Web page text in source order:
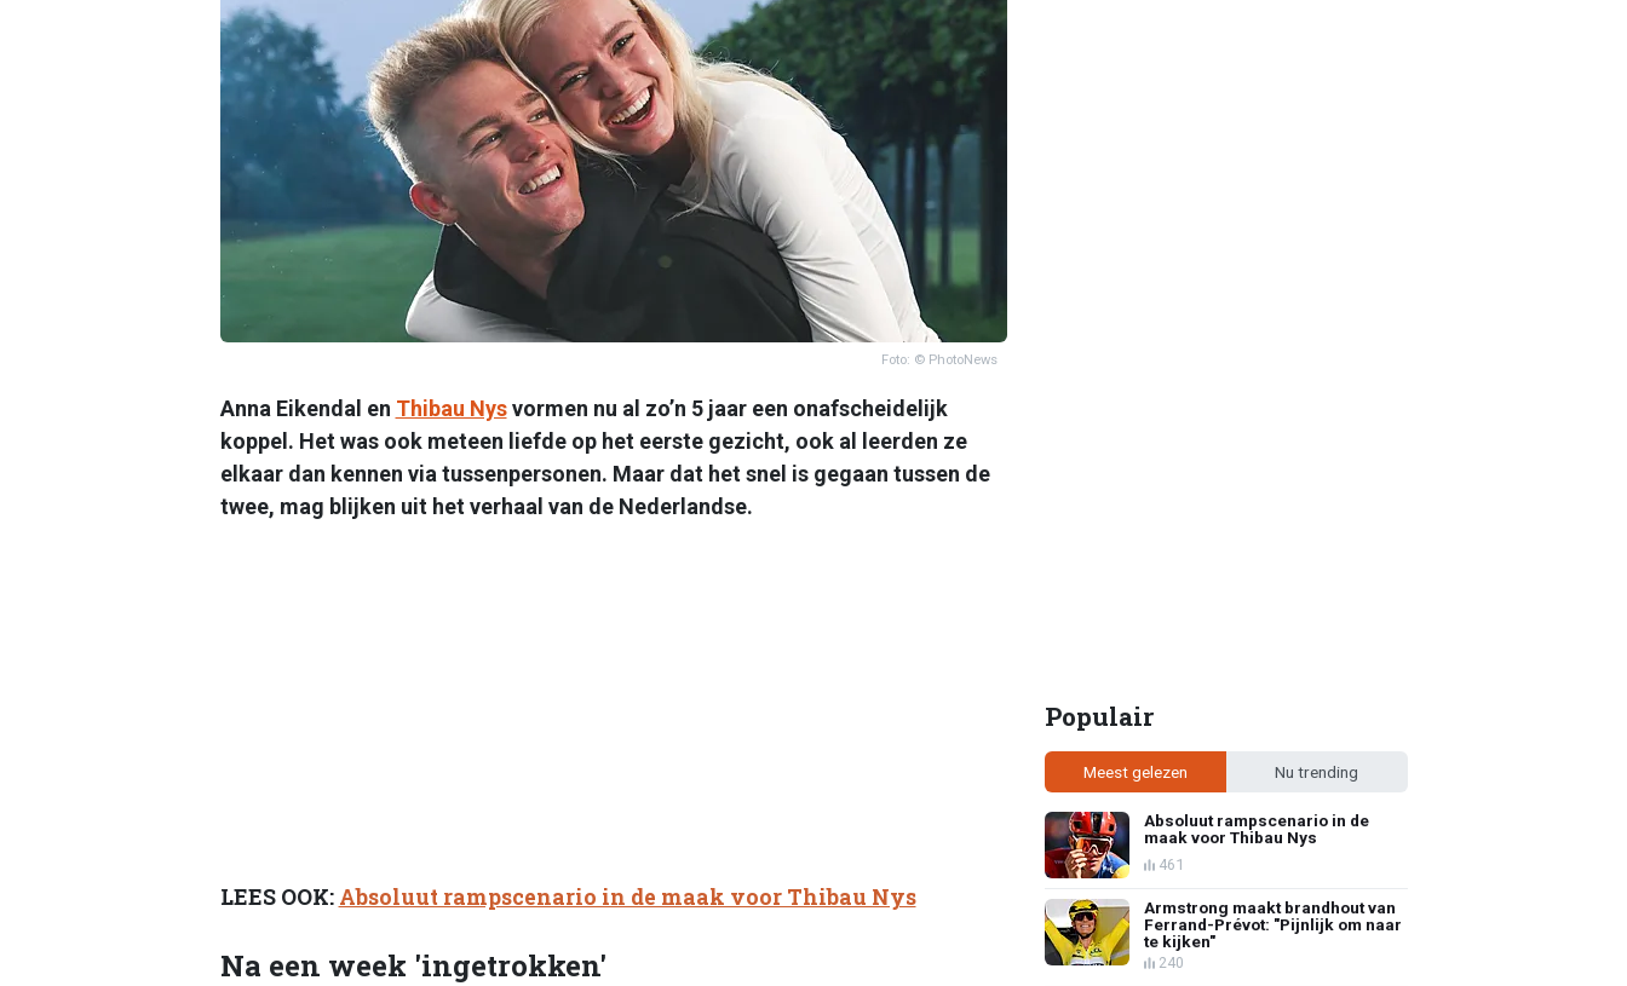
Foto: © PhotoNews
Anna Eikendal en Thibau Nysvormen nu al zo’n 5 jaar een onafscheidelijk
koppel. Het was ook meteen liefde op het eerste gezicht, ook al leerden ze
elkaar dan kennen via tussenpersonen. Maar dat het snel is gegaan tussen de
twee, mag blijken uit het verhaal van de Nederlandse.
LEES OOK: Absoluut rampscenario in de maak voor Thibau Nys
Na een week 'ingetrokken'
Populair
Meest gelezen Nu trending
Absoluut rampscenario in de
maak voor Thibau Nys
461
Armstrong maakt brandhout van
Ferrand-Prévot: "Pijnlijk om naar
te kijken"
240